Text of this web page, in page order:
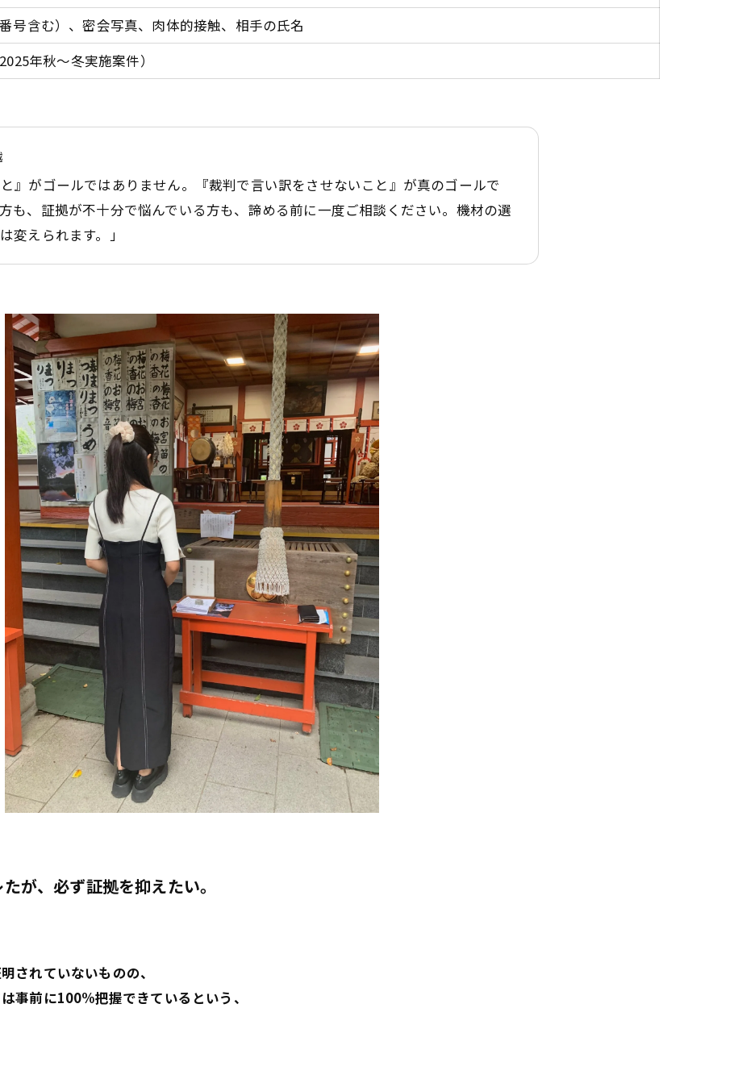
号含む）、密会写真、肉体的接触、相手の氏名
年秋～冬実施案件）
と』がゴールではありません。『裁判で言い訳をさせないこと』が真のゴールで
も、証拠が不十分で悩んでいる方も、諦める前に一度ご相談ください。機材の選
変えられます。」
が、必ず証拠を抑えたい。
されていないものの、
事前に100%把握できているという、